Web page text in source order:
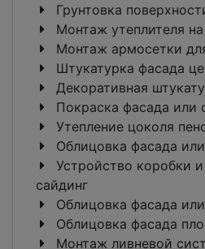
Грунтовка
Монтаж утеплителя
Монтаж армосетки
Штукатурка фасада
Декоративная
Покраска фасада или
Утепление цоколя
Облицовка фасада
Устройство коробки
сайдинг
Облицовка фасада
Облицовка фасада
Монтаж ливневой